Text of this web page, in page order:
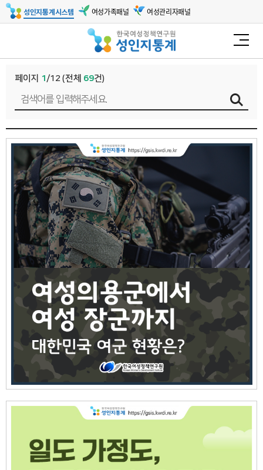
성인지통계시스템 여성가족패널 여성관리자패널
페이지 1/12 (전체 69건)